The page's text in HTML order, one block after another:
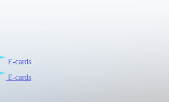
E-cards
E-cards